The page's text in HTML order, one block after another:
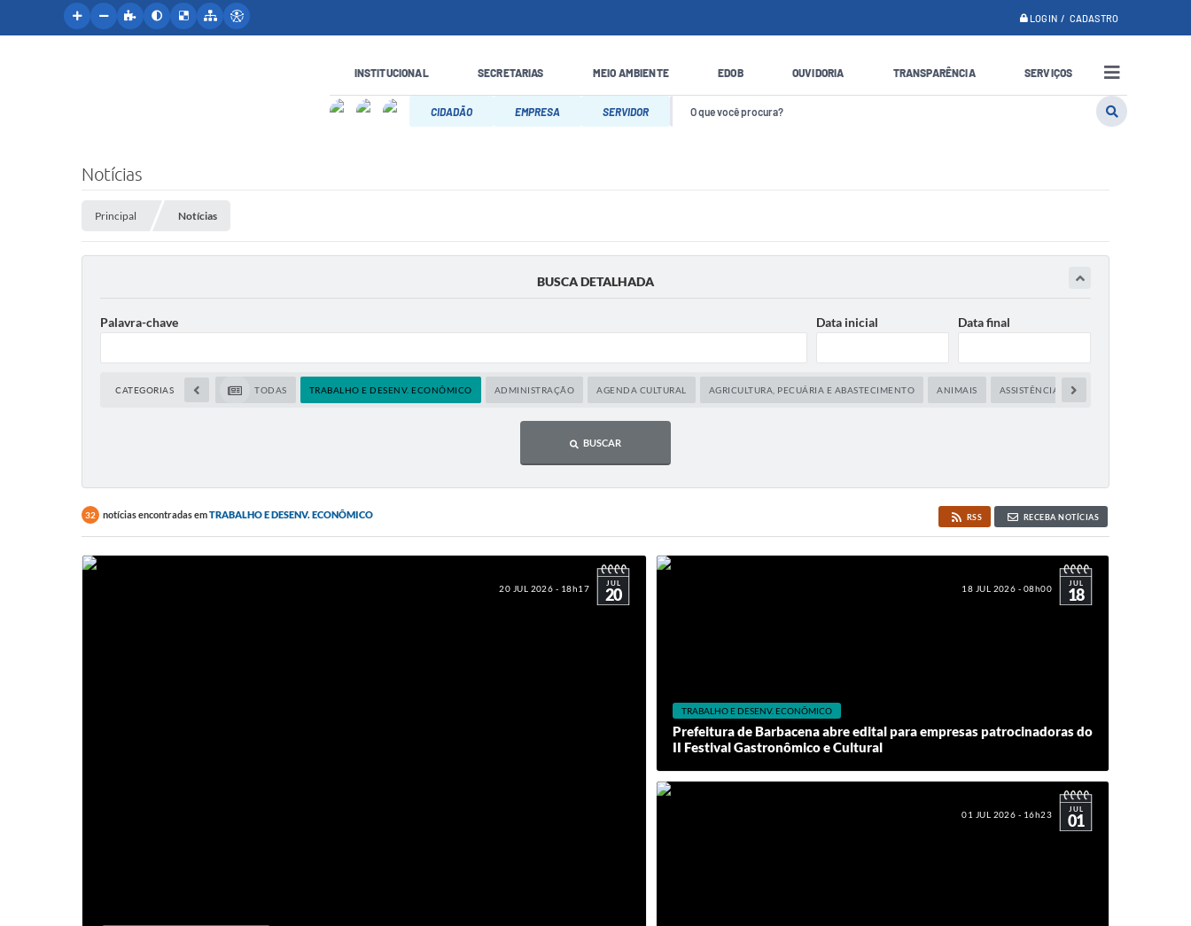
LOGIN / CADASTRO
INSTITUCIONAL SECRETARIAS MEIO AMBIENTE EDOB OUVIDORIA TRANSPARÊNCIA SERVIÇOS
CIDADÃO EMPRESA SERVIDOR
Notícias
Principal Notícias
BUSCA DETALHADA
Palavra-chave Data inicial Data final
CATEGORIAS TODAS TRABALHO E DESENV. ECONÔMICO ADMINISTRAÇÃO AGENDA CULTURAL AGRICULTURA, PECUÁRIA E ABASTECIMENTO ANIMAIS ASSISTÊNCIA SOCIAL
BUSCAR
32 notícias encontradas emTRABALHO E DESENV. ECONÔMICO RSS RECEBA NOTÍCIAS
20 JUL 2026 - 18h17 JUL
20 18 JUL 2026 - 08h00 JUL
18
TRABALHO E DESENV. ECONÔMICO
Prefeitura de Barbacena abre edital para empresas patrocinadoras do
II Festival Gastronômico e Cultural
01 JUL 2026 - 16h23 JUL
01